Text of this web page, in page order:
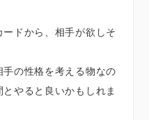
ドから、相手が欲しそ
の性格を考える物なの
やると良いかもしれま